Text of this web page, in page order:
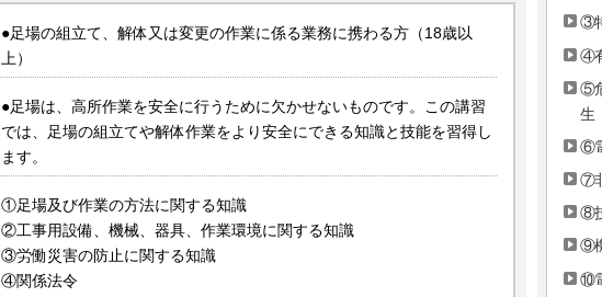
●足場の組立て、解体又は変更の作業に係る業務に携わる方（18歳以
上）
●足場は、高所作業を安全に行うために欠かせないものです。この講習
では、足場の組立てや解体作業をより安全にできる知識と技能を習得し
ます。
①足場及び作業の方法に関する知識
②工事用設備、機械、器具、作業環境に関する知識
③労働災害の防止に関する知識
④関係法令
③
④
⑤
生
⑥
⑦
⑧
⑨
⑩